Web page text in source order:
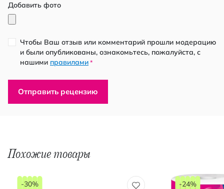
Добавить фото
Чтобы Ваш отзыв или комментарий прошли модерацию
и были опубликованы, ознакомьтесь, пожалуйста, с
нашими правилами *
Отправить рецензию
Похожие товары
-30% -24%